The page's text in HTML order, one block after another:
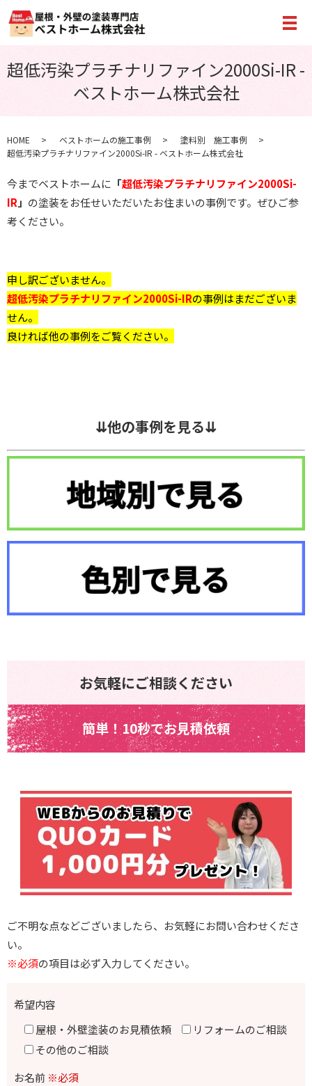
メ
超低汚染プラチナリファイン2000Si-IR -
ベストホーム株式会社
HOME ベストホームの施工事例
塗料別 施工事例
超低汚染プラチナリファイン2000Si-IR - ベストホーム株式会社
今までベストホームに 「超低汚染プラチナリファイン2000Si-
IR 」 の塗装をお任せいただいたお住まいの事例です。ぜひご参
考ください。
申し訳ございません。
超低汚染プラチナリファイン2000Si-IRの事例はまだございま
せん。
良ければ他の事例をご覧ください。
⇊他の事例を見る⇊
お気軽にご相談ください
簡単！10秒でお見積依頼
ご不明な点などございましたら、お気軽にお問い合わせくださ
い。
※必須の項目は必ず入力してください。
希望内容
屋根・外壁塗装のお見積依頼
リフォームのご相談
その他のご相談
お名前 ※必須